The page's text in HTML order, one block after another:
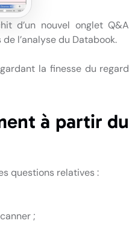
d’un nouvel onglet Q&A
l’analyse du Databook.
la finesse du regard
à partir du
questions relatives :
;